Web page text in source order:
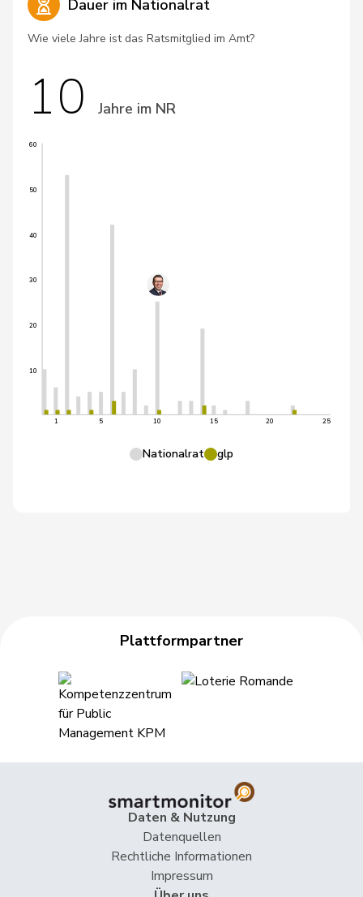
Dauer im Nationalrat
Wie viele Jahre ist das Ratsmitglied im Amt?
10 Jahre im NR
10
20
30
40
50
60
1 5 10 15 20 25
Nationalrat glp
Plattformpartner
Daten & Nutzung
Datenquellen
Rechtliche Informationen
Impressum